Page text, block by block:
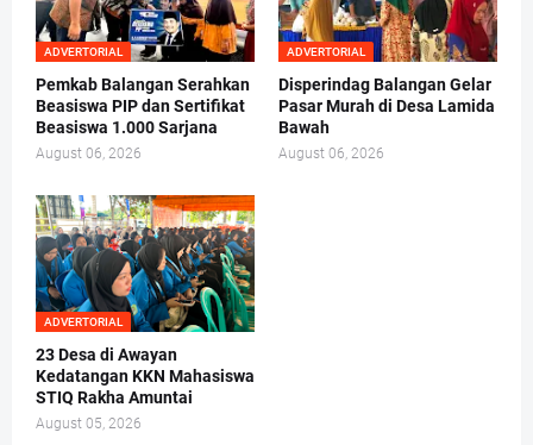
ADVERTORIAL
Pemkab Balangan Serahkan
Beasiswa PIP dan Sertifikat
Beasiswa 1.000 Sarjana
August 06, 2026
ADVERTORIAL
Disperindag Balangan Gelar
Pasar Murah di Desa Lamida
Bawah
August 06, 2026
ADVERTORIAL
23 Desa di Awayan
Kedatangan KKN Mahasiswa
STIQ Rakha Amuntai
August 05, 2026